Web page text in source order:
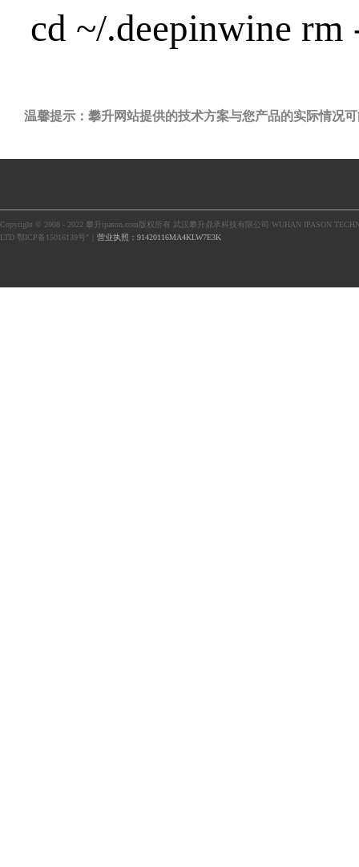
cd ~/.deepinwine
温馨提示：攀升网站提供的技术方案与您产品的实际情况
Copyright © 2008 - 2022 攀升ipason.com版权所有 武汉攀升鼎承科技有限公司 WUHAN IPASON
LTD 鄂ICP备15016139号"｜ 营业执照：91420116MA4KLW7E3K